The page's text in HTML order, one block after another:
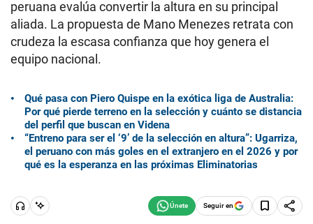
peruana evalúa convertir la altura en su principal
aliada. La propuesta de Mano Menezes retrata con
crudeza la escasa confianza que hoy genera el
equipo nacional.
Qué pasa con Piero Quispe en la exótica liga de Australia:
Por qué pierde terreno en la selección y cuánto se distancia
del perfil que buscan en Videna
“Entreno para ser el ‘9’ de la selección en altura”: Ugarriza,
el peruano con más goles en el extranjero en el 2026 y por
qué es la esperanza en las próximas Eliminatorias
Seguir en